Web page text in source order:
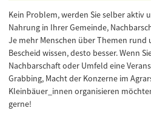
Kein Problem, werden Sie selber aktiv
Nahrung in Ihrer Gemeinde,
Je mehr Menschen über Themen rund
Bescheid wissen, desto besser. Wenn
Nachbarschaft oder Umfeld eine
Grabbing, Macht der Konzerne im
Kleinbäuer_innen organisieren
gerne!